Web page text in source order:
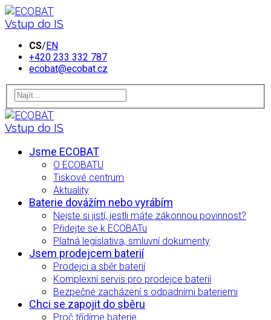
Vstup do IS
CS/EN
+420 233 332 787
ecobat@ecobat.cz
Vstup do IS
Jsme ECOBAT
O ECOBATU
Tiskové centrum
Aktuality
Baterie dovážím nebo vyrábím
Nejste si jistí, jestli máte zákonnou povinnost?
Přidejte se k ECOBATu
Platná legislativa, smluvní dokumenty
Jsem prodejcem baterií
Prodejci a sběr baterií
Komplexní servis pro prodejce baterií
Bezpečné zacházení s odpadními bateriemi
Chci se zapojit do sběru
Proč třídíme baterie